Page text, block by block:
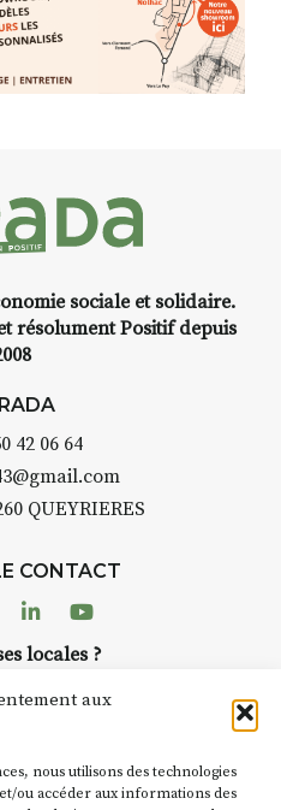
aux
nous utilisons des technologies
ou accéder aux informations des
sociale et solidaire.
résolument Positif depuis
42 06 64
QUEYRIERES
CONTACT
LinkedinYoutube
locales ?
de Strada